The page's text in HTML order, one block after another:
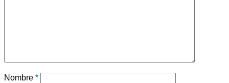
Nombre *